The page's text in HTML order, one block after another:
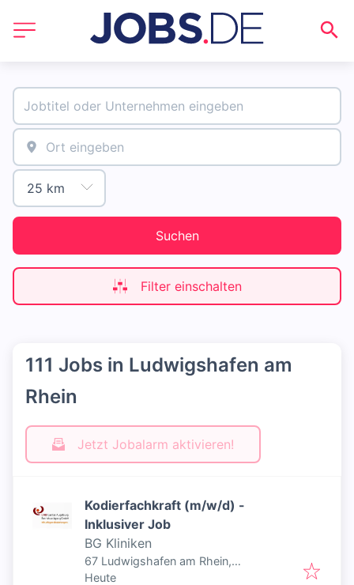
Suchen
Filter einschalten
111 Jobs in Ludwigshafen am
Rhein
Jetzt Jobalarm aktivieren!
Kodierfachkraft (m/w/d) -
Inklusiver Job
BG Kliniken
67 Ludwigshafen am Rhein,
Deutschland
Veröffentlicht
Heute